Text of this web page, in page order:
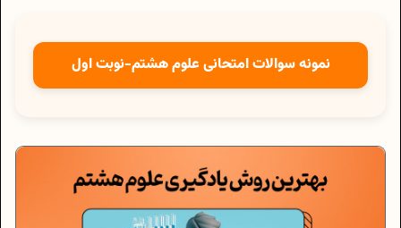
نمونه سوالات امتحانی علوم هشتم-نوبت اول